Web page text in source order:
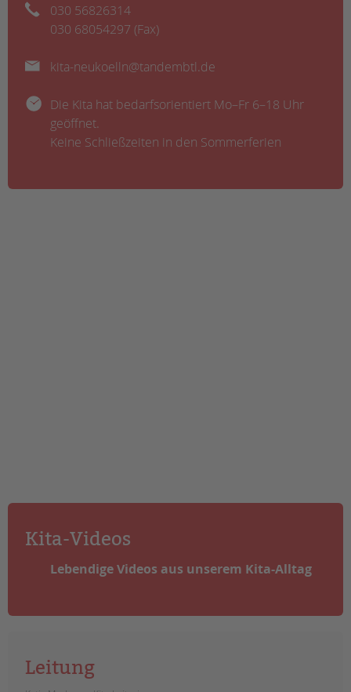
030 56826314
030 68054297 (Fax)
kita-neukoelln@tandembtl.de
Die Kita hat bedarfsorientiert Mo–Fr 6–18 Uhr
geöffnet.
Keine Schließzeiten in den Sommerferien
Kita-Videos
Lebendige Videos aus unserem Kita-Alltag
Leitung